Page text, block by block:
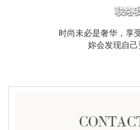
联络
时尚未必是奢华，享
妳会发现自